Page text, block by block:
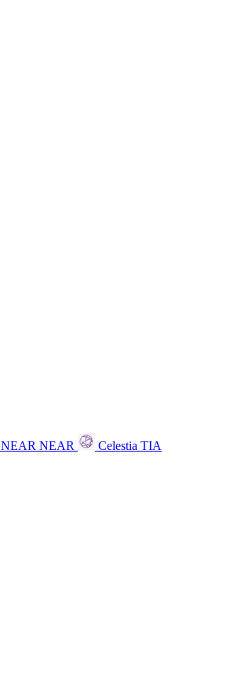
NEAR NEAR Celestia TIA